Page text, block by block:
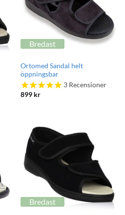
Bredast
Ortomed Sandal helt
öppningsbar
3Recensioner
899 kr
Bredast